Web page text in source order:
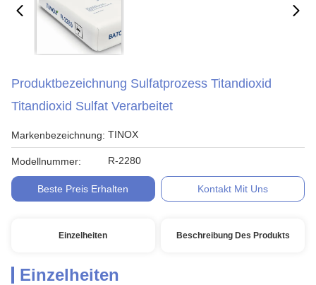
Produktbezeichnung Sulfatprozess Titandioxid
Titandioxid Sulfat Verarbeitet
Markenbezeichnung: TINOX
Modellnummer: R-2280
Beste Preis Erhalten Kontakt Mit Uns
Einzelheiten Beschreibung Des Produkts
Einzelheiten